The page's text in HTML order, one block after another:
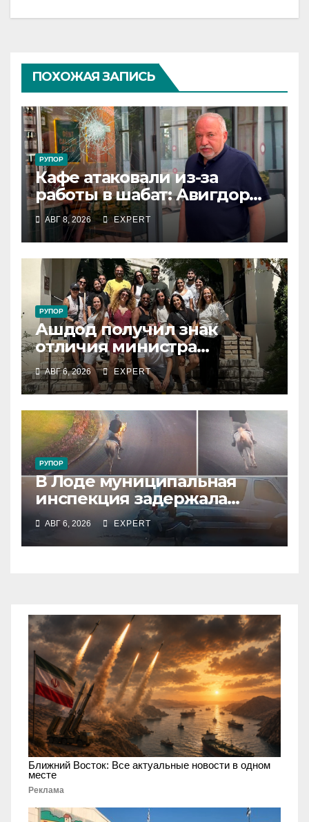
ПОХОЖАЯ ЗАПИСЬ
РУПОР
Кафе атаковали из-за
работы в шабат: Авигдор
Либерман приехал
поддержать владельцев
АВГ 8, 2026 EXPERT
РУПОР
Ашдод получил знак
отличия министра
обороны за поддержку
резервистов
АВГ 6, 2026 EXPERT
РУПОР
В Лоде муниципальная
инспекция задержала
подростка, устроившего
опасную скачку на лошади
по улицам города
АВГ 6, 2026 EXPERT
Ближний Восток: Все актуальные новости в одном
месте
Реклама